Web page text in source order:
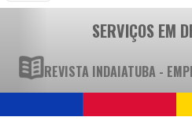
SERVIÇOS EM
REVISTA INDAIATUBA -